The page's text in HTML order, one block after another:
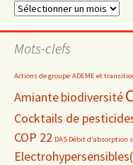
Dossiers
date
Mots-clefs
Actions de groupe ADEME et
Amiantebiodiversité
Cocktails de
COP 22 DAS Débit d'absorption